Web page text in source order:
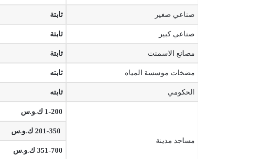
صناعي صغير ثابتة
صناعي كبير ثابتة
مصانع الاسمنت ثابتة
مضخات مؤسسة المياه ثابته
الحكومي ثابته
مساجد مدينة
1-200 ك.و.س
351-700 ك.و.س